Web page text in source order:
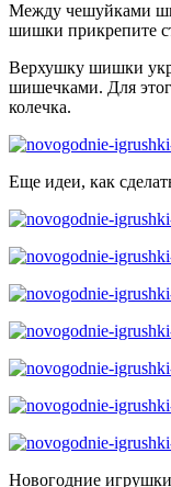
Между чешуйками
шишки прикрепите
Верхушку шишки
шишечками. Для
колечка.
Еще идеи, как
Новогодние